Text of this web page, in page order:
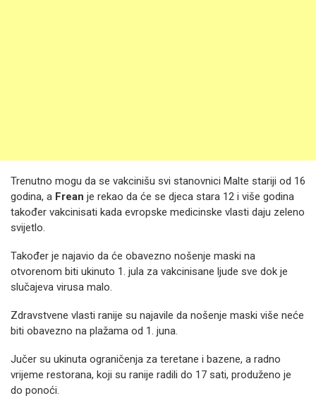
Trenutno mogu da se vakcinišu svi stanovnici Malte stariji od 16
godina, a Frean je rekao da će se djeca stara 12 i više godina
također vakcinisati kada evropske medicinske vlasti daju zeleno
svijetlo.
Također je najavio da će obavezno nošenje maski na
otvorenom biti ukinuto 1. jula za vakcinisane ljude sve dok je
slučajeva virusa malo.
Zdravstvene vlasti ranije su najavile da nošenje maski više neće
biti obavezno na plažama od 1. juna.
Jučer su ukinuta ograničenja za teretane i bazene, a radno
vrijeme restorana, koji su ranije radili do 17 sati, produženo je
do ponoći.